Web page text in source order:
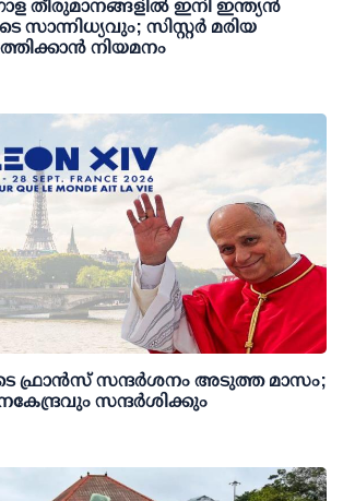
തീരുമാനങ്ങളിൽ ഇനി ഇന്ത്യൻ
സാന്നിധ്യവും; സിസ്റ്റർ മരിയ
നിയമനം
ഫ്രാൻസ് സന്ദർശനം അടുത്ത മാസം;
സന്ദർശിക്കും